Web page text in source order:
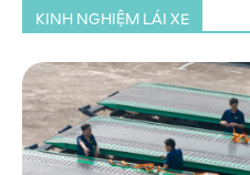
KINH NGHIỆM LÁI XE